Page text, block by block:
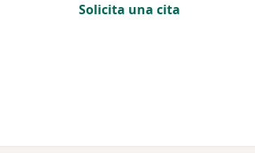
Solicita una cita